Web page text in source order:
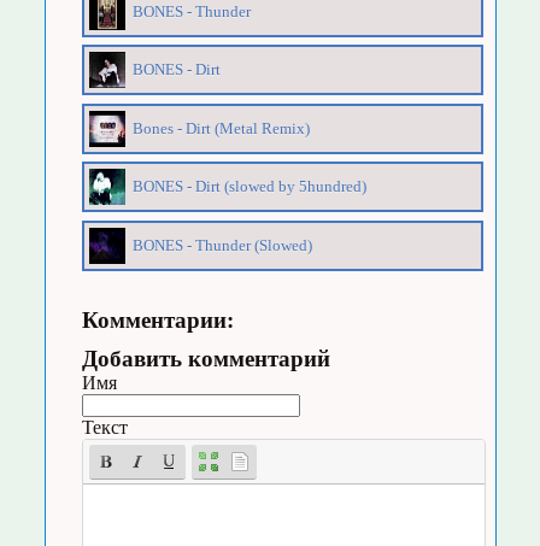
BONES - Thunder
BONES - Dirt
Bones - Dirt (Metal Remix)
BONES - Dirt (slowed by 5hundred)
BONES - Thunder (Slowed)
Комментарии:
Добавить комментарий
Имя
Текст